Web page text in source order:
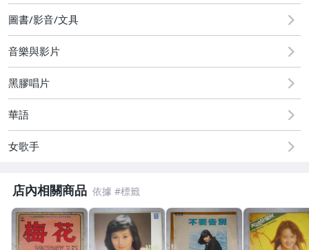
★★★1元起標專區★★★
★舊物★
●華語男歌手●
●華語女歌手●
●台語●
●電影 / 電視原聲帶●
●東西洋區●
圖書/影音/文具
音樂與影片
黑膠唱片
華語
女歌手
店內相關商品